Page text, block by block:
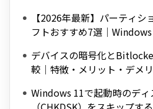
【2026年最新】パーティシ
フトおすすめ7選｜
デバイスの暗号化と
較｜特徴・メリット・デメ
Windows 11で起動時のディ